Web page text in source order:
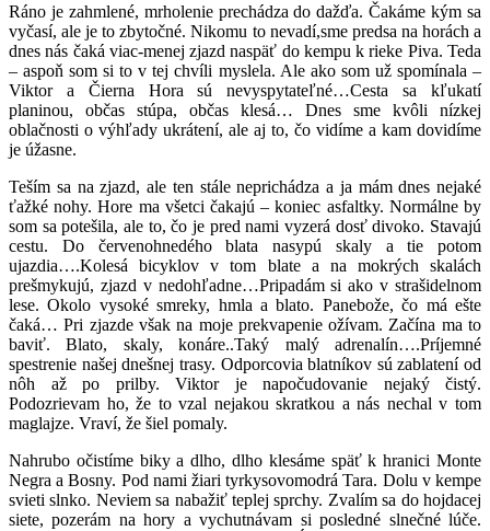
Ráno je zahmlené, mrholenie prechádza do dažďa. Čakáme kým sa
vyčasí, ale je to zbytočné. Nikomu to nevadí,sme predsa na horách a
dnes nás čaká viac-menej zjazd naspäť do kempu k rieke Piva. Teda
– aspoň som si to v tej chvíli myslela. Ale ako som už spomínala –
Viktor a Čierna Hora sú nevyspytateľné…Cesta sa kľukatí
planinou, občas stúpa, občas klesá… Dnes sme kvôli nízkej
oblačnosti o výhľady ukrátení, ale aj to, čo vidíme a kam dovidíme
je úžasne.
Teším sa na zjazd, ale ten stále neprichádza a ja mám dnes nejaké
ťažké nohy. Hore ma všetci čakajú – koniec asfaltky. Normálne by
som sa potešila, ale to, čo je pred nami vyzerá dosť divoko. Stavajú
cestu. Do červenohnedého blata nasypú skaly a tie potom
ujazdia….Kolesá bicyklov v tom blate a na mokrých skalách
prešmykujú, zjazd v nedohľadne…Pripadám si ako v strašidelnom
lese. Okolo vysoké smreky, hmla a blato. Panebože, čo má ešte
čaká… Pri zjazde však na moje prekvapenie ožívam. Začína ma to
baviť. Blato, skaly, konáre..Taký malý adrenalín….Príjemné
spestrenie našej dnešnej trasy. Odporcovia blatníkov sú zablatení od
nôh až po prilby. Viktor je napočudovanie nejaký čistý.
Podozrievam ho, že to vzal nejakou skratkou a nás nechal v tom
maglajze. Vraví, že šiel pomaly.
Nahrubo očistíme biky a dlho, dlho klesáme späť k hranici Monte
Negra a Bosny. Pod nami žiari tyrkysovomodrá Tara. Dolu v kempe
svieti slnko. Neviem sa nabažiť teplej sprchy. Zvalím sa do hojdacej
siete, pozerám na hory a vychutnávam si posledné slnečné lúče.